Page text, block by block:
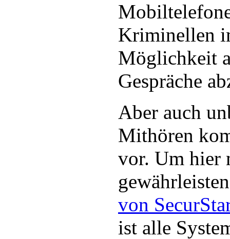
Kriminellen
Möglichkeit
Gespräche
Aber auch
Mithören
vor. Um hier
von
ist alle